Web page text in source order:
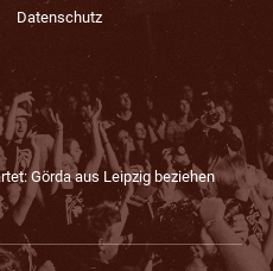
Datenschutz
Görda aus Leipzig beziehen